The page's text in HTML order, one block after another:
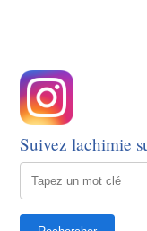
Suivez lachimie